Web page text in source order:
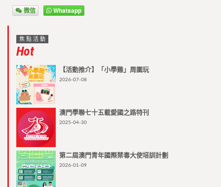
微信 Whatsapp
焦點活動
Hot
【活動推介】「小學雞」周圍玩
2026-07-08
澳門學聯七十五載愛國之路特刊
2025-04-30
第二屆澳門青年國際禁毒大使培訓計劃
2026-01-09